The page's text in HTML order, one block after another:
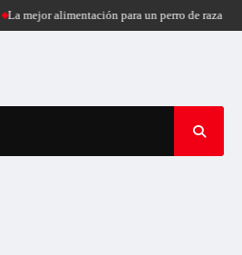
La mejor alimentación para un perro de raza